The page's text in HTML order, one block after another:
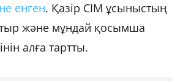
енген. Қазір СІМ ұсыныстың
және мұндай қосымша
алға тартты.